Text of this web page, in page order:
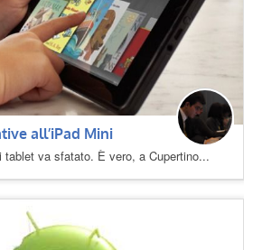
all’iPad Mini
tablet va sfatato. È vero, a Cupertino...